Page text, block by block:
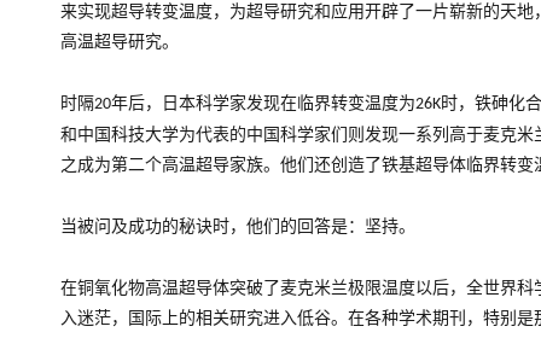
来实现超导转变温度，为超导研究和应用开辟了一片崭新的天
高温超导研究。
时隔20年后，日本科学家发现在临界转变温度为26K时，铁砷化
和中国科技大学为代表的中国科学家们则发现一系列高于麦克
之成为第二个高温超导家族。他们还创造了铁基超导体临界转变
当被问及成功的秘诀时，他们的回答是：坚持。
在铜氧化物高温超导体突破了麦克米兰极限温度以后，全世界
入迷茫，国际上的相关研究进入低谷。在各种学术期刊，特别